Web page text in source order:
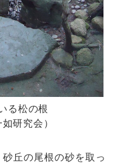
る松の根
研究会）
丘の尾根の砂を取っ